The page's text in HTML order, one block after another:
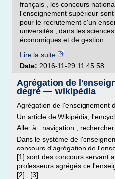
français , les concours
l'enseignement supérieur
pour le recrutement d'un
universités , dans les sciences
économiques et de gestion...
Lire la suite
Date: 2016-11-29 11:45:58
Agrégation de
degré — Wikipédia
Agrégation de l'enseignement
Un article de Wikipédia,
Aller à : navigation , rechercher
Dans le système de
concours d'agrégation de
[1] sont des concours servant
professeurs agrégés de
[2] , [3] .